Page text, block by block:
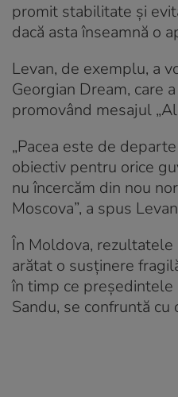
promit stabilitate și
dacă asta înseamnă o
Levan, de exemplu, a
Georgian Dream, care
promovând mesajul
„Pacea este de
obiectiv pentru orice
nu încercăm din nou
Moscova”, a spus
În Moldova,
arătat o susținere
în timp ce președintele
Sandu, se confruntă